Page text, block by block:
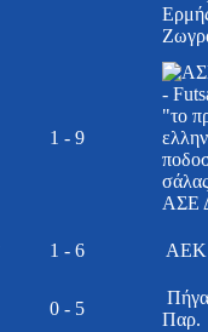
1 - 9
ΑΣΕ
1 - 6 ΑΕΚ
0 - 5
Παρ.